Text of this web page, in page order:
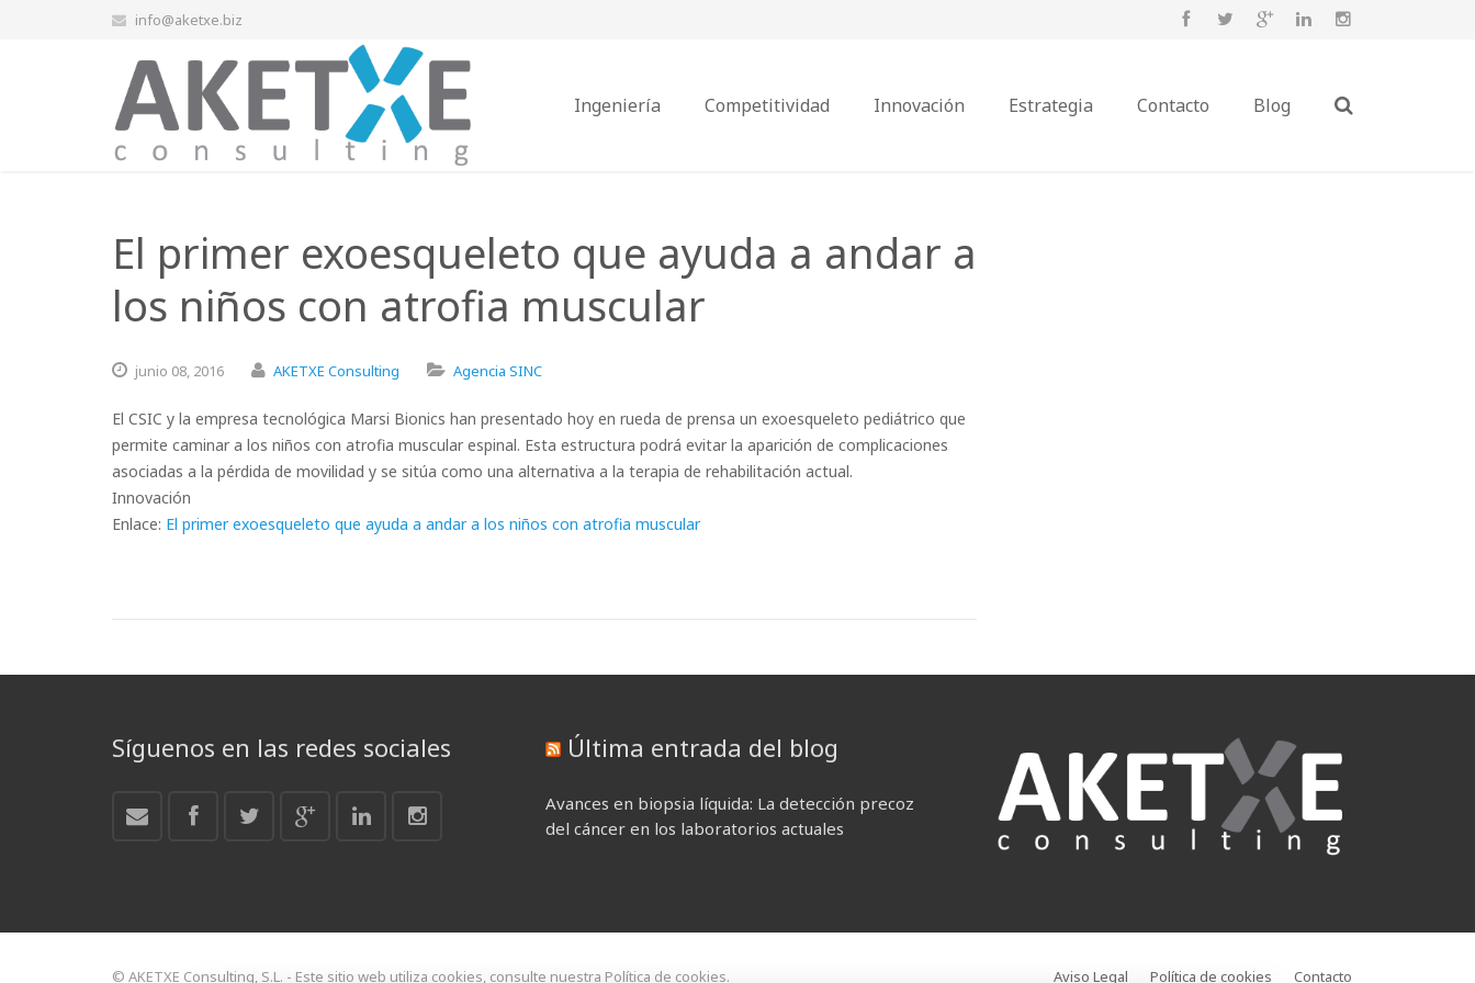
info@aketxe.biz
Ingeniería Competitividad Innovación Estrategia Contacto Blog
El primer exoesqueleto que ayuda a andar a
los niños con atrofia muscular
junio 08, 2016 AKETXE Consulting Agencia SINC
El CSIC y la empresa tecnológica Marsi Bionics han presentado hoy en rueda de prensa un exoesqueleto pediátrico que
permite caminar a los niños con atrofia muscular espinal. Esta estructura podrá evitar la aparición de complicaciones
asociadas a la pérdida de movilidad y se sitúa como una alternativa a la terapia de rehabilitación actual.
Innovación
Enlace: El primer exoesqueleto que ayuda a andar a los niños con atrofia muscular
Síguenos en las redes sociales Última entrada del blog
Avances en biopsia líquida: La detección precoz
del cáncer en los laboratorios actuales
© AKETXE Consulting, S.L. - Este sitio web utiliza cookies, consulte nuestra Política de cookies. Aviso Legal Política de cookies Contacto